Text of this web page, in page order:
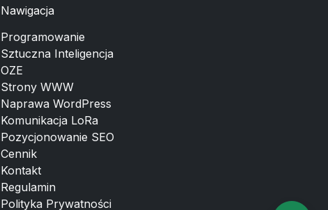
Nawigacja
Programowanie
Sztuczna Inteligencja
OZE
Strony WWW
Naprawa WordPress
Komunikacja LoRa
Pozycjonowanie SEO
Cennik
Kontakt
Regulamin
Polityka Prywatności